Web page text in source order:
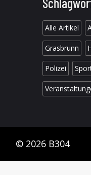
Alle Artikel
Grasbrunn
Polizei
© 2026 B304